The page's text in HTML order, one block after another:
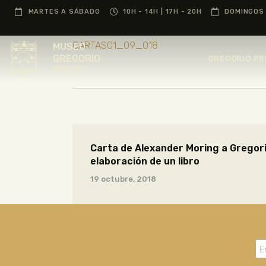
MARTES A SÁBADO 10H - 14H | 17H - 20H
MUSEOCARTAS01_09_018
Carta de Alexander Moring a
elaboración de un libro
19 octubre, 2018